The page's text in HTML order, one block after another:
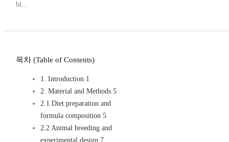
bl...
목차 (Table of Contents)
1. Introduction 1
2. Material and Methods 5
2.1 Diet preparation and
formula composition 5
2.2 Animal breeding and
experimental design 7